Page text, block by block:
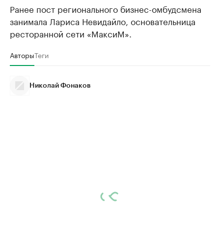
Ранее пост регионального бизнес-омбудсмена
занимала Лариса Невидайло, основательница
ресторанной сети «МаксиМ».
АвторыТеги
Николай Фонаков